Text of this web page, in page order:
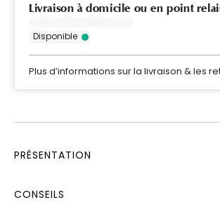
Livraison à domicile ou en point
Disponible
Plus d’informations sur la livraison & les
PRÉSENTATION
CONSEILS